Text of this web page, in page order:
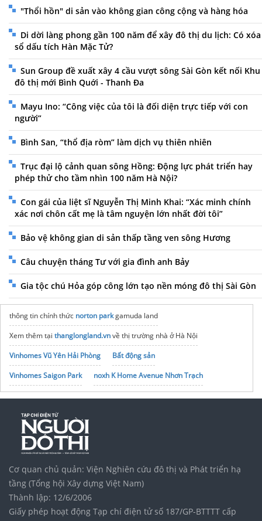
"Thổi hồn" di sản vào không gian công cộng và hàng hóa
Di dời làng phong gần 100 năm để xây đô thị du lịch: Có xóa
sổ dấu tích Hàn Mặc Tử?
Sun Group đề xuất xây 4 cầu vượt sông Sài Gòn kết nối Khu
đô thị mới Bình Quới - Thanh Đa
Mayu Ino: “Công việc của tôi là đối diện trực tiếp với con
người”
Bình San, “thổ địa ròm” làm dịch vụ thiên nhiên
Trục đại lộ cảnh quan sông Hồng: Động lực phát triển hay
phép thử cho tầm nhìn 100 năm Hà Nội?
Con gái của liệt sĩ Nguyễn Thị Minh Khai: “Xác minh chính
xác nơi chôn cất mẹ là tâm nguyện lớn nhất đời tôi”
Bảo vệ không gian di sản thấp tầng ven sông Hương
Câu chuyện tháng Tư với gia đình anh Bảy
Gia tộc chú Hỏa góp công lớn tạo nền móng đô thị Sài Gòn
thông tin chính thức norton parkgamuda land
Xem thêm tại thanglongland.vnvề thị trường nhà ở Hà Nội
Vinhomes Vũ Yên Hải Phòng
Bất động sản
Vinhomes Saigon Park
noxh K Home Avenue Nhơn Trạch
Tập đoàn Bcons Group
theo dõi chuyến bay
Cơ quan chủ quản: Viện Nghiên cứu đô thị và Phát triển hạ
tầng (Tổng hội Xây dựng Việt Nam)
Thành lập: 12/6/2006
Giấy phép hoạt động Tạp chí điện tử số 187/GP-BTTTT cấp